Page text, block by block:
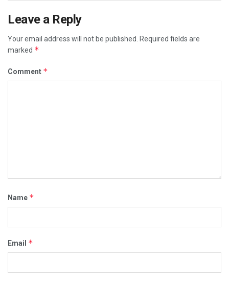
Leave a Reply
Your email address will not be published. Required fields are
marked *
Comment *
Name *
Email *